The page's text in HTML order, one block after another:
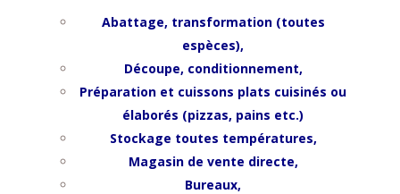
Abattage, transformation (toutes
espèces),
Découpe, conditionnement,
Préparation et cuissons plats cuisinés ou
élaborés (pizzas, pains etc.)
Stockage toutes températures,
Magasin de vente directe,
Bureaux,